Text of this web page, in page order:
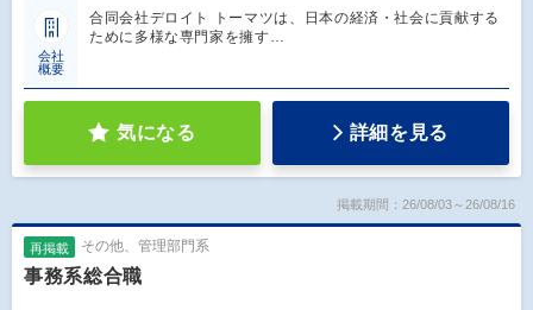
会社
概要
合同会社デロイト トーマツは、日本の経済・社会に貢献する
ために多様な専門家を擁す…
気になる 詳細を見る
掲載期間：26/08/03～26/08/16
再掲載 その他、管理部門系
事務系総合職